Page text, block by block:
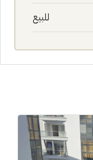
للبيع